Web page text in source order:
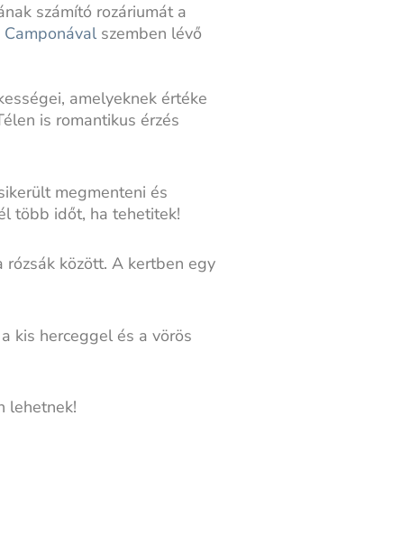
számító rozáriumát a
Camponával szemben lévő
amelyeknek értéke
is romantikus érzés
megmenteni és
több időt, ha tehetitek!
között. A kertben egy
kis herceggel és a vörös
lehetnek!